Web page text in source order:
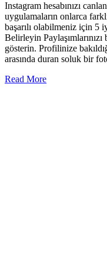
Instagram hesabınızı
uygulamaların onlarca
başarılı olabilmeniz için 5
Belirleyin
gösterin. Profilinize
arasında duran soluk bir
Read More